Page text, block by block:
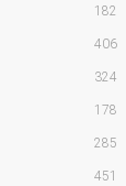
182
406
324
178
285
451